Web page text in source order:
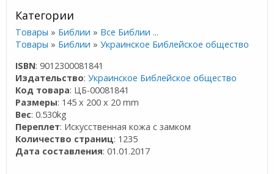
Категории
Товары » Библии » Все Библии ...
Товары » Библии »Украинское Библейское общество
ISBN: 9012300081841
Издательство:Украинское Библейское общество
Код товара: ЦБ-00081841
Размеры: 145 x 200 x 20 mm
Вес: 0.530kg
Переплет: Искусственная кожа с замком
Количество страниц: 1235
Дата составления: 01.01.2017